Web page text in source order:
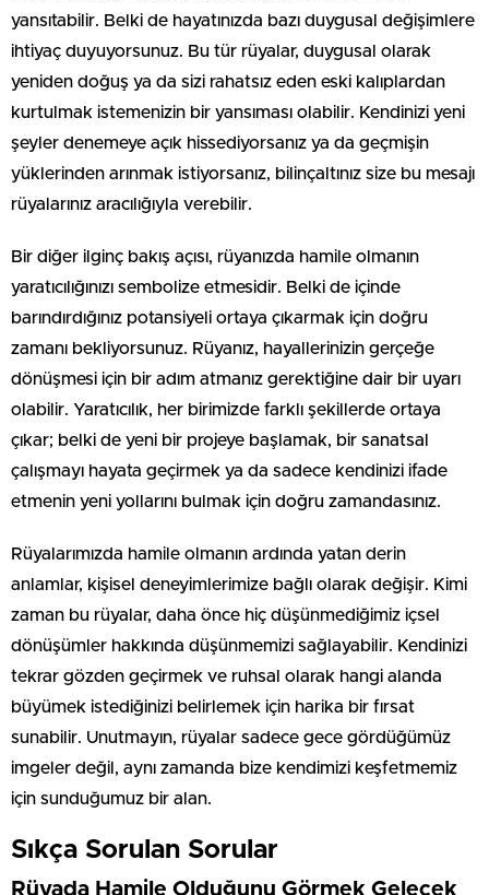
yansıtabilir. Belki de hayatınızda bazı duygusal değişimlere
ihtiyaç duyuyorsunuz. Bu tür rüyalar, duygusal olarak
yeniden doğuş ya da sizi rahatsız eden eski kalıplardan
kurtulmak istemenizin bir yansıması olabilir. Kendinizi yeni
şeyler denemeye açık hissediyorsanız ya da geçmişin
yüklerinden arınmak istiyorsanız, bilinçaltınız size bu mesajı
rüyalarınız aracılığıyla verebilir.
Bir diğer ilginç bakış açısı, rüyanızda hamile olmanın
yaratıcılığınızı sembolize etmesidir. Belki de içinde
barındırdığınız potansiyeli ortaya çıkarmak için doğru
zamanı bekliyorsunuz. Rüyanız, hayallerinizin gerçeğe
dönüşmesi için bir adım atmanız gerektiğine dair bir uyarı
olabilir. Yaratıcılık, her birimizde farklı şekillerde ortaya
çıkar; belki de yeni bir projeye başlamak, bir sanatsal
çalışmayı hayata geçirmek ya da sadece kendinizi ifade
etmenin yeni yollarını bulmak için doğru zamandasınız.
Rüyalarımızda hamile olmanın ardında yatan derin
anlamlar, kişisel deneyimlerimize bağlı olarak değişir. Kimi
zaman bu rüyalar, daha önce hiç düşünmediğimiz içsel
dönüşümler hakkında düşünmemizi sağlayabilir. Kendinizi
tekrar gözden geçirmek ve ruhsal olarak hangi alanda
büyümek istediğinizi belirlemek için harika bir fırsat
sunabilir. Unutmayın, rüyalar sadece gece gördüğümüz
imgeler değil, aynı zamanda bize kendimizi keşfetmemiz
için sunduğumuz bir alan.
Sıkça Sorulan Sorular
Rüyada Hamile Olduğunu Görmek Gelecek